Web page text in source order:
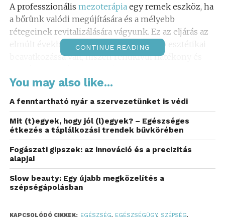
A professzionális mezoterápia egy remek eszköz, ha
a bőrünk valódi megújítására és a mélyebb
rétegeinek revitalizálására vágyunk. Ez az eljárás az
elmúlt években az egyik legnépszerűbb esztétikai
beavatkozássá vált, hiszen rendkívül hatékony és
A továbbiakban részletesen áttekintjük, pontosan
mit takar ez a módszer, és milyen szempontokat
érdemes figyelembe venni, mielőtt belevágnánk.
Mit kell tudni a
mezoterápiás eljárásról?
A mezoterápia lényege, hogy speciálisan
összeállított hatóanyag-kombinációkat juttatnak be
CONTINUE READING
You may also like...
A fenntartható nyár a szervezetünket is védi
Mit (t)egyek, hogy jól (l)egyek? – Egészséges
étkezés a táplálkozási trendek bűvkörében
Fogászati gipszek: az innováció és a precizitás
alapjai
Slow beauty: Egy újabb megközelítés a
szépségápolásban
KAPCSOLÓDÓ CIKKEK: EGÉSZSÉG, EGÉSZSÉGÜGY, SZÉPSÉG,